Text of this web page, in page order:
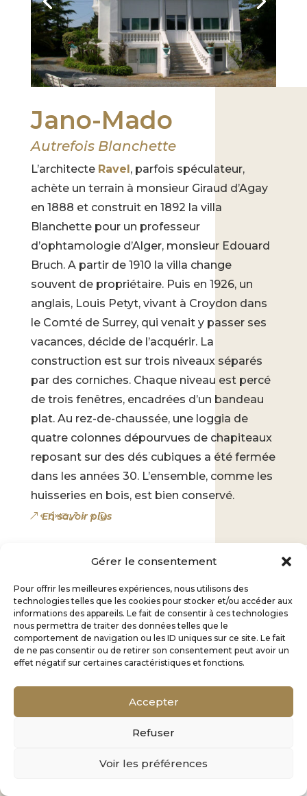
Gérer le consentement
Pour offrir les meilleures expériences, nous utilisons des
technologies telles que les cookies pour stocker et/ou accéder aux
informations des appareils. Le fait de consentir à ces technologies
nous permettra de traiter des données telles que le
comportement de navigation ou les ID uniques sur ce site. Le fait
de ne pas consentir ou de retirer son consentement peut avoir un
effet négatif sur certaines caractéristiques et fonctions.
Accepter
Refuser
Voir les préférences
Jano-Mado
Autrefois Blanchette
L’architecte Ravel , parfois spéculateur,
achète un terrain à monsieur Giraud d’Agay
en 1888 et construit en 1892 la villa
Blanchette pour un professeur
d’ophtamologie d’Alger, monsieur Edouard
Bruch. A partir de 1910 la villa change
souvent de propriétaire. Puis en 1926, un
anglais, Louis Petyt, vivant à Croydon dans
le Comté de Surrey, qui venait y passer ses
vacances, décide de l’acquérir. La
construction est sur trois niveaux séparés
par des corniches. Chaque niveau est percé
de trois fenêtres, encadrées d’un bandeau
plat. Au rez-de-chaussée, une loggia de
quatre colonnes dépourvues de chapiteaux
reposant sur des dés cubiques a été fermée
dans les années 30. L’ensemble, comme les
huisseries en bois, est bien conservé.
En savoir plus